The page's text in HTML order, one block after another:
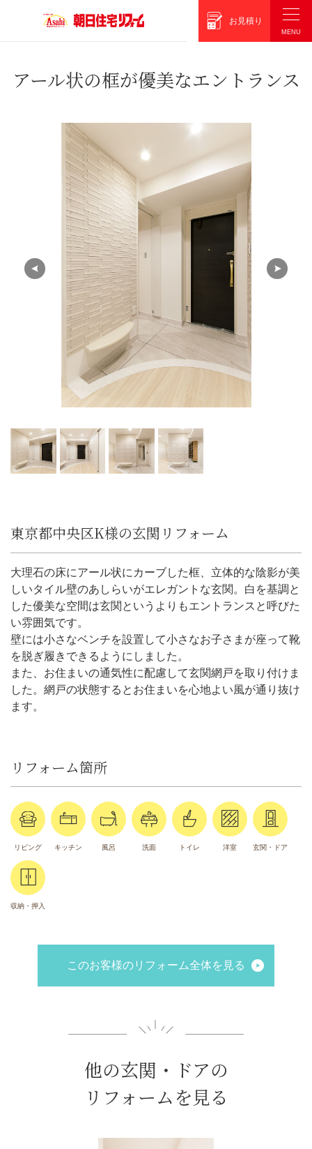
お見積り
アール状の框が優美なエントランス
東京都中央区K様の玄関リフォーム
大理石の床にアール状にカーブした框、立体的な陰影が美
しいタイル壁のあしらいがエレガントな玄関。白を基調と
した優美な空間は玄関というよりもエントランスと呼びた
い雰囲気です。
壁には小さなベンチを設置して小さなお子さまが座って靴
を脱ぎ履きできるようにしました。
また、お住まいの通気性に配慮して玄関網戸を取り付けま
した。網戸の状態するとお住まいを心地よい風が通り抜け
ます。
リフォーム箇所
リビング キッチン 風呂 洗面 トイレ 洋室 玄関・ドア
収納・押入
このお客様のリフォーム全体を見る
他の玄関・ドアの
リフォームを見る